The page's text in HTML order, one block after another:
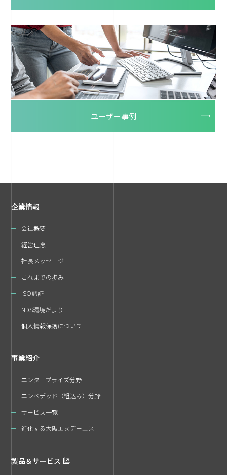
ユーザー事例
企業情報
会社概要
経営理念
社長メッセージ
これまでの歩み
ISO認証
NDS環境だより
個人情報保護について
事業紹介
エンタープライズ分野
エンベデッド（組込み）分野
サービス一覧
進化する大阪エヌデーエス
製品＆サービス